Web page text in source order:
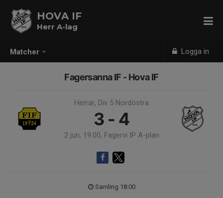
Matcher Logga in
HOVA IF
Herr A-lag
Fagersanna IF - Hova IF
Herrar, Div 5 Nordöstra
3 - 4
2 jun, 19:00, Fagervi IP A-plan
Samling 18:00